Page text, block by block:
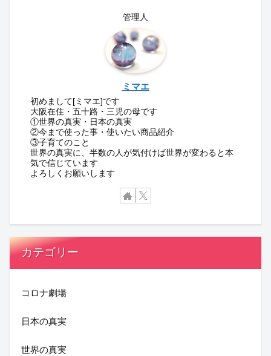
管理人
ミマエ
初めまして[ミマエ]です
大阪在住・五十路・三児の母です
①世界の真実・日本の真実
②今まで使った事・使いたい商品紹介
③子育てのこと
世界の真実に、半数の人が気付けば世界が変わると本
気で信じています
よろしくお願いします
カテゴリー
コロナ劇場
日本の真実
世界の真実